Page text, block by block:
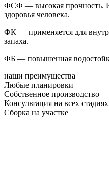
ФСФ — высокая прочность.
здоровья человека.
ФК — применяется для
запаха.
ФБ — повышенная
наши преимущества
Любые планировки
Собственное производство
Консультация на всех стадиях
Сборка на участке